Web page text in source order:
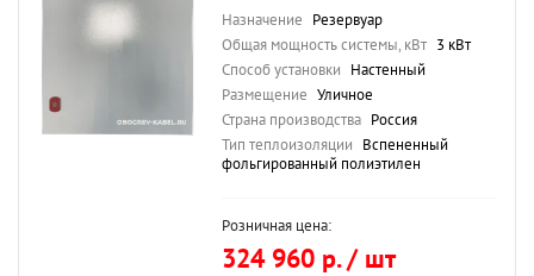
Назначение Резервуар
Общая мощность системы, кВт 3 кВт
Способ установки Настенный
Размещение Уличное
Страна производства Россия
Тип теплоизоляции Вспененный
фольгированный полиэтилен
Розничная цена:
324 960 р. / шт